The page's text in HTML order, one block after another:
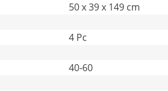
50 x 39 x 149 cm
4 Pc
40-60